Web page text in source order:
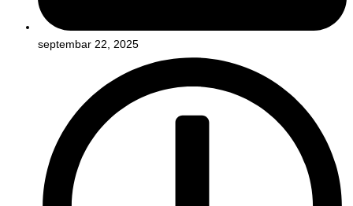
septembar 22, 2025